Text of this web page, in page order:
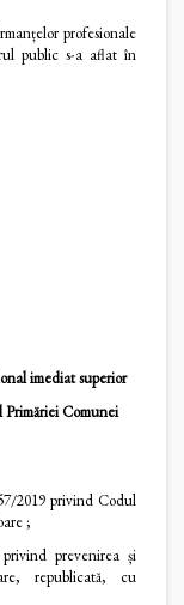
profesionale
public s-a aflat în
imediat superior
Comunei
privind Codul
;
prevenirea și
republicată, cu